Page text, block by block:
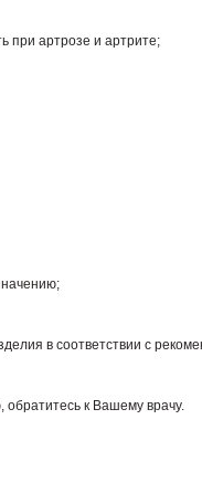
при артрозе и артрите;
в соответствии с
к Вашему врачу.